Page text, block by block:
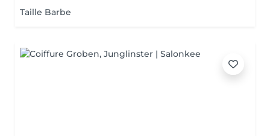
Taille Barbe